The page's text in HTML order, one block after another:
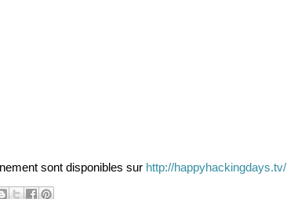
sont disponibles sur http://happyhackingdays.tv/